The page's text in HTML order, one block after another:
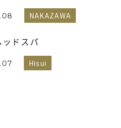
NAKAZAWA
ッドスパ
Hisui